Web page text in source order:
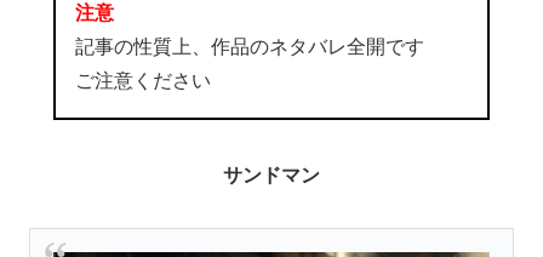
注意
記事の性質上、作品のネタバレ全開です
ご注意ください
サンドマン